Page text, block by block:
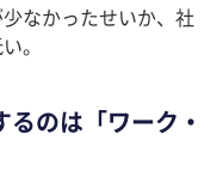
なかったせいか、社
。
のは「ワーク・